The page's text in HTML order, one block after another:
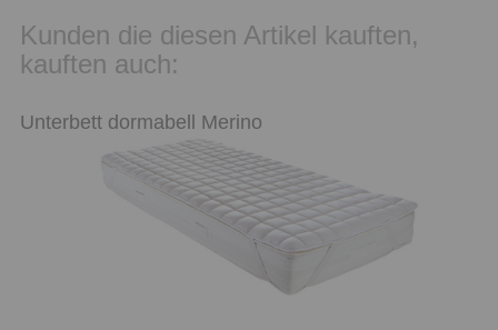
Kunden die diesen Artikel kauften,
kauften auch:
Unterbett dormabell Merino